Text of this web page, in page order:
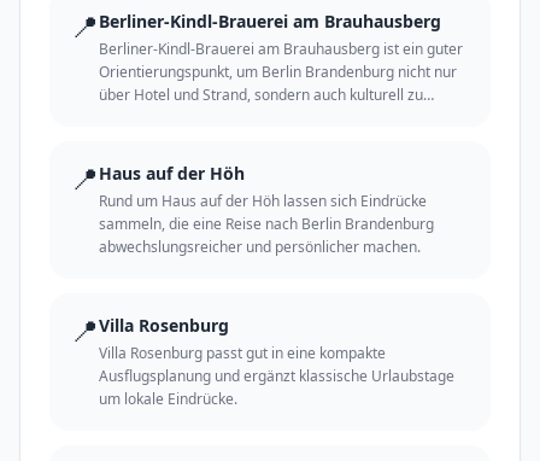
📍 Berliner-Kindl-Brauerei am Brauhausberg
Berliner-Kindl-Brauerei am Brauhausberg ist ein guter
Orientierungspunkt, um Berlin Brandenburg nicht nur
über Hotel und Strand, sondern auch kulturell zu
📍 Haus auf der Höh
Rund um Haus auf der Höh lassen sich Eindrücke
sammeln, die eine Reise nach Berlin Brandenburg
abwechslungsreicher und persönlicher machen.
📍Villa Rosenburg
Villa Rosenburg passt gut in eine kompakte
Ausflugsplanung und ergänzt klassische Urlaubstage
um lokale Eindrücke.